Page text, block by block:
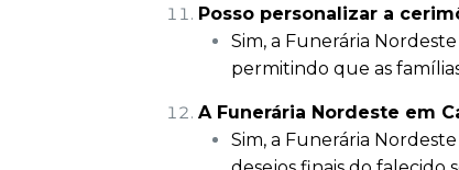
Posso personalizar a
Sim, a Funerária
permitindo que as
A Funerária Nordeste em
Sim, a Funerária